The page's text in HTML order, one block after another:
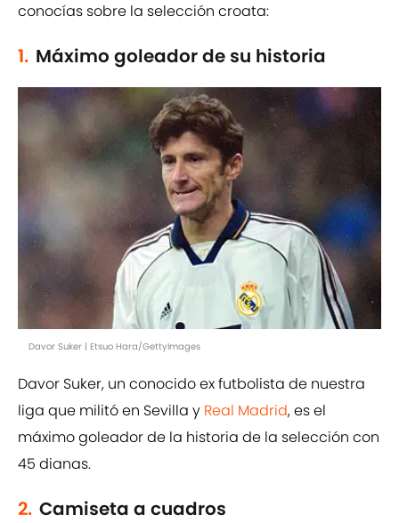
conocías sobre la selección croata:
1. Máximo goleador de su historia
Davor Suker | Etsuo Hara/GettyImages
Davor Suker, un conocido ex futbolista de nuestra
liga que militó en Sevilla y Real Madrid, es el
máximo goleador de la historia de la selección con
45 dianas.
2. Camiseta a cuadros